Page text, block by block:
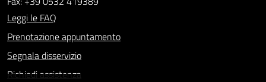
Leggi le FAQ
Prenotazione appuntamento
Segnala disservizio
Richiedi assistenza